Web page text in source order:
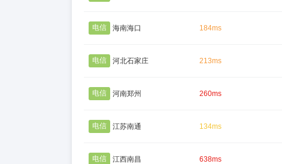
电信 海南海口 184ms
电信 河北石家庄 213ms
电信 河南郑州 260ms
电信 江苏南通 134ms
电信 江西南昌 638ms